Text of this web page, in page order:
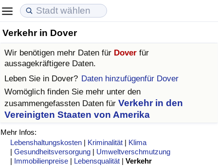
Verkehr in Dover
Wir benötigen mehr Daten für Dover für
aussagekräftigere Daten.
Leben Sie in Dover? Daten hinzufügenfür Dover
Womöglich finden Sie mehr unter den
zusammengefassten Daten für Verkehr in den
Vereinigten Staaten von Amerika
Mehr Infos:
Lebenshaltungskosten | Kriminalität | Klima
|Gesundheitsversorgung | Umweltverschmutzung
| Immobilienpreise | Lebensqualität |Verkehr
Lebenshaltungskosten
Lebenshaltungskosten-Index (aktuell)
Lebenshaltungskosten-Index
Lebenshaltungskosten-Index nach Land
in Akaba
Immobilienpreise
Immobilienpreis-Index (aktuell)
Immobilienpreis-Index
Immobilienpreis-Index nach Land
Lebensqualität
Lebensqualität-Index
Lebensqualität-Index (aktuell)
Lebensqualitätsindex nach Land
Kriminalität
Kriminalitäts-Index (aktuell)